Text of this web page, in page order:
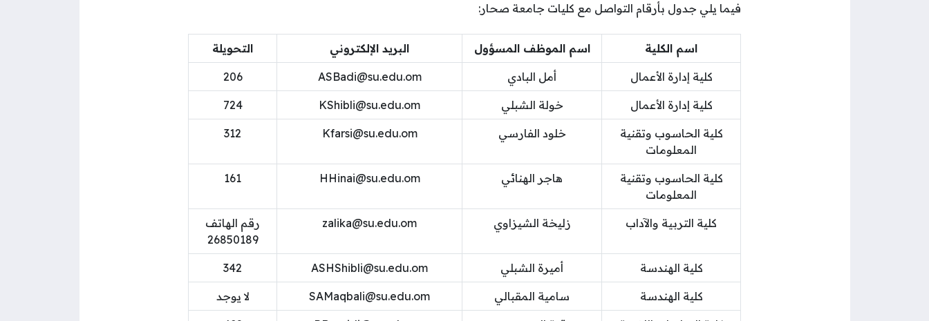
فيما يلي جدول بأرقام التواصل مع كليات جامعة صحار:
اسم الكلية اسم الموظف المسؤول البريد الإلكتروني التحويلة
كلية إدارة الأعمال أمل البادي ASBadi@su.edu.om
206
كلية إدارة الأعمال خولة الشبلي KShibli@su.edu.om
724
كلية الحاسوب وتقنية
المعلومات
خلود الفارسي Kfarsi@su.edu.om
312
كلية الحاسوب وتقنية
المعلومات
هاجر الهنائي HHinai@su.edu.om
161
كلية التربية والآداب زليخة الشيزاوي zalika@su.edu.om
رقم الهاتف
26850189
كلية الهندسة أميرة الشبلي ASHShibli@su.edu.om
342
كلية الهندسة سامية المقبالي SAMaqbali@su.edu.om لا يوجد